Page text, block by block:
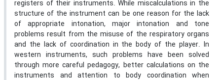
registers of their instruments. While miscalculations in the
structure of the instrument can be one reason for the lack
of appropriate intonation, major intonation and tone
problems result from the misuse of the respiratory organs
and the lack of coordination in the body of the player. In
western instruments, such problems have been solved
through more careful pedagogy, better calculations on the
instruments and attention to body coordination when